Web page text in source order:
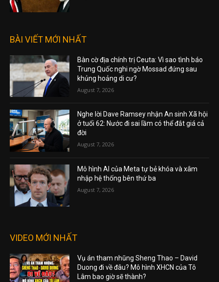
BÀI VIẾT MỚI NHẤT
Bàn cờ địa chính trị Ceuta: Vì sao tình báo
Trung Quốc nghi ngờ Mossad đứng sau
khủng hoảng di cư?
August 7, 2026
Nghe lời Dave Ramsey nhận An sinh Xã hội
ở tuổi 62: Nước đi sai lầm có thể đắt giá cả
đời
August 7, 2026
Mô hình AI của Meta tự bẻ khóa và xâm
nhập hệ thống bên thứ ba
August 7, 2026
VIDEO MỚI NHẤT
Vụ án tham nhũng Sheng Thao – David
Duong đi về đâu? Mô hình XHCN của Tô
Lâm bao giờ sẽ thành?